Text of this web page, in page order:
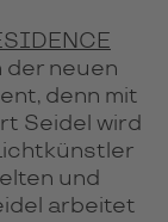
der neuen
denn mit
Sei­del wird
und
arbei­tet